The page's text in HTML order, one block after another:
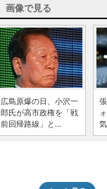
画像で見る
広島原爆の日、小沢一
郎氏が高市政権を「戦
前回帰路線」と...